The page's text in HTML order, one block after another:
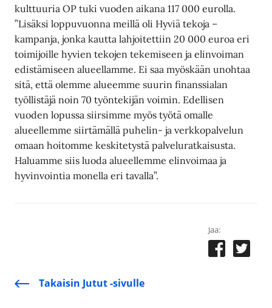
kulttuuria OP tuki vuoden aikana 117 000 eurolla.
”Lisäksi loppuvuonna meillä oli Hyviä tekoja –
kampanja, jonka kautta lahjoitettiin 20 000 euroa eri
toimijoille hyvien tekojen tekemiseen ja elinvoiman
edistämiseen alueellamme. Ei saa myöskään unohtaa
sitä, että olemme alueemme suurin finanssialan
työllistäjä noin 70 työntekijän voimin. Edellisen
vuoden lopussa siirsimme myös työtä omalle
alueellemme siirtämällä puhelin- ja verkkopalvelun
omaan hoitomme keskitetystä palveluratkaisusta.
Haluamme siis luoda alueellemme elinvoimaa ja
hyvinvointia monella eri tavalla”.
Jaa:
Takaisin Jutut -sivulle